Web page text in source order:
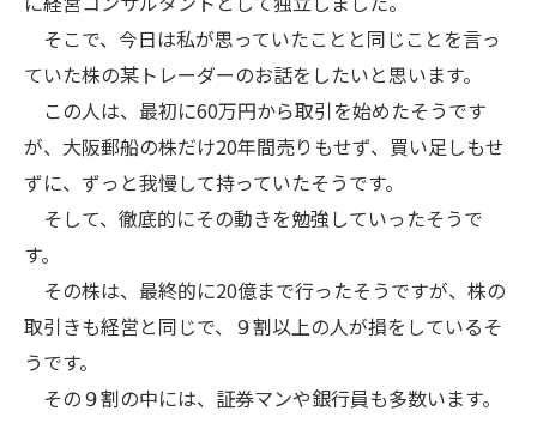
そこで、今日は私が思っていたことと同じことを言っ
ていた株の某トレーダーのお話をしたいと思います。
この人は、最初に60万円から取引を始めたそうです
が、大阪郵船の株だけ20年間売りもせず、買い足しもせ
ずに、ずっと我慢して持っていたそうです。
そして、徹底的にその動きを勉強していったそうで
す。
その株は、最終的に20億まで行ったそうですが、株の
取引きも経営と同じで、９割以上の人が損をしているそ
うです。
その９割の中には、証券マンや銀行員も多数います。